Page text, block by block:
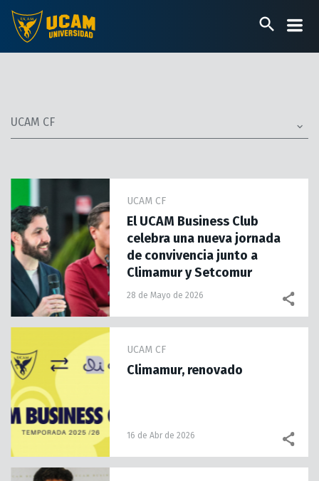
Pasar
contenido
principal
UCAM CF
UCAM CF
El UCAM Business Club
celebra una nueva jornada
de convivencia junto a
Climamur y Setcomur
28 de Mayo de 2026
UCAM CF
Climamur, renovado
16 de Abr de 2026